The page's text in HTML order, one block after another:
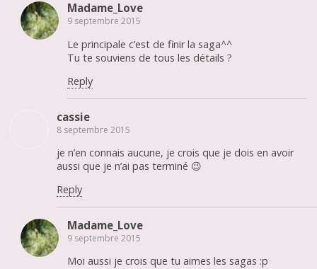
Madame_Love
9 septembre 2015
Le principale c’est de finir la saga^^
Tu te souviens de tous les détails ?
Reply
cassie
8 septembre 2015
je n’en connais aucune, je crois que je dois en avoir
aussi que je n’ai pas terminé 😉
Reply
Madame_Love
9 septembre 2015
Moi aussi je crois que tu aimes les sagas :p